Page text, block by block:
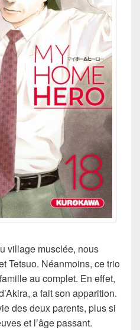
village musclée, nous
Tetsuo. Néanmoins, ce trio
au complet. En effet,
a fait son apparition.
des deux parents, plus si
et l’âge passant.